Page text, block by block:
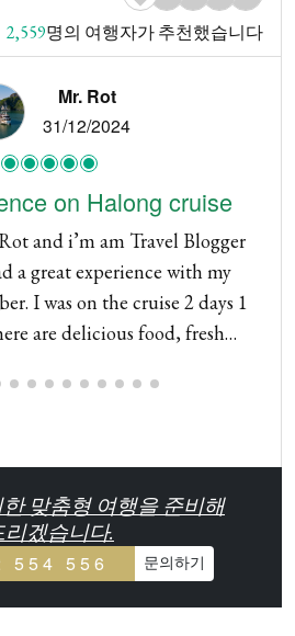
2,559명의 여행자가 추천했습니다
Mr. Rot
31/12/2024
on Halong cruise
and i’m am Travel Blogger
a great experience with my
I was on the cruise 2 days 1
are delicious food, fresh
is so excellent, standing on
day not far away.
맞춤형 여행을 준비해
리겠습니다.
554 556 문의하기